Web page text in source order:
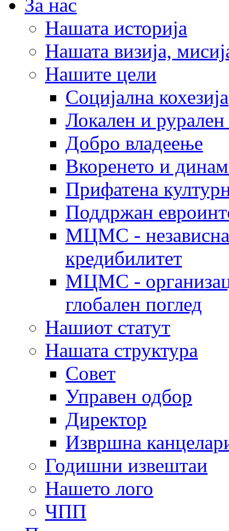
За нас
Нашата историја
Нашата визија,
Нашите цели
Социјална кохезија
Локален и рурален
Добро владеење
Вкоренето и
Прифатена
Поддржан
МЦМС - независна
кредибилитет
МЦМС -
глобален поглед
Нашиот статут
Нашата структура
Совет
Управен одбор
Директор
Извршна
Годишни извештаи
Нашето лого
ЧПП